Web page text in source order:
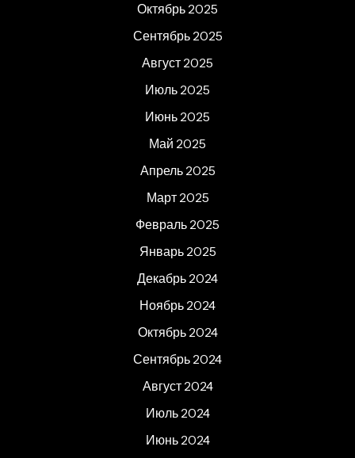
Октябрь 2025
Сентябрь 2025
Август 2025
Июль 2025
Июнь 2025
Май 2025
Апрель 2025
Март 2025
Февраль 2025
Январь 2025
Декабрь 2024
Ноябрь 2024
Октябрь 2024
Сентябрь 2024
Август 2024
Июль 2024
Июнь 2024